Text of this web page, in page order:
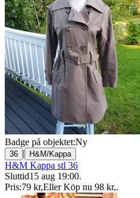
Badge på objektet:Ny
36 | H&M/Kappa
H&M Kappa stl 36
Sluttid15 aug 19:00.
Pris:79 kr,Eller Köp nu 98 kr,.